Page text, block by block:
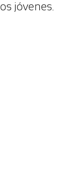
jóvenes.